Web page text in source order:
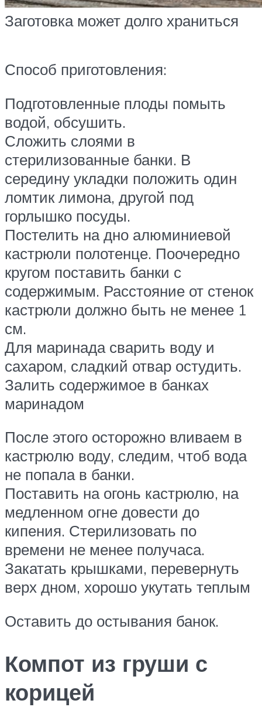
Заготовка может долго храниться
Способ приготовления:
Подготовленные плоды помыть
водой, обсушить.
Сложить слоями в
стерилизованные банки. В
середину укладки положить один
ломтик лимона, другой под
горлышко посуды.
Постелить на дно алюминиевой
кастрюли полотенце. Поочередно
кругом поставить банки с
содержимым. Расстояние от стенок
кастрюли должно быть не менее 1
см.
Для маринада сварить воду и
сахаром, сладкий отвар остудить.
Залить содержимое в банках
маринадом
После этого осторожно вливаем в
кастрюлю воду, следим, чтоб вода
не попала в банки.
Поставить на огонь кастрюлю, на
медленном огне довести до
кипения. Стерилизовать по
времени не менее получаса.
Закатать крышками, перевернуть
верх дном, хорошо укутать теплым
Оставить до остывания банок.
Компот из груши с
корицей